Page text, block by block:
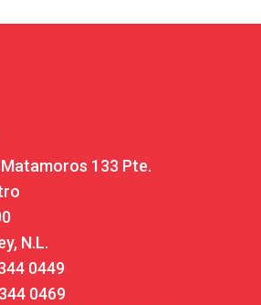
133 Pte.
N.L.
0449
0469